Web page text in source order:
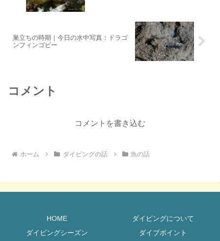
巣立ちの時期｜今日の水中写真：ドラゴ
ンフィンゴビー
コメント
コメントを書き込む
ホーム ダイビングの話 魚の話
HOME
ダイビングについて
ダイビングシーズン
ダイブポイント